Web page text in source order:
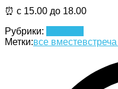
⏰ с 15.00 до 18.00
Рубрики:
Метки:все вместе